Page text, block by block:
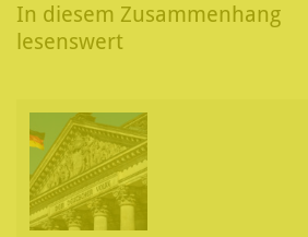
In diesem Zusammenhang
lesenswert